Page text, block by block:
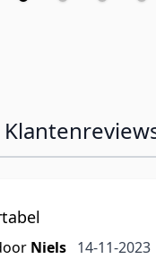
Niels 14
14-11-2023